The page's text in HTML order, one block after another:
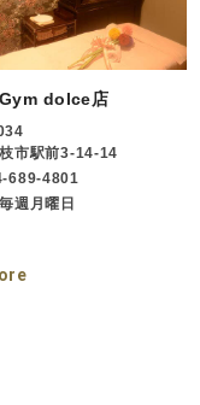
dolce店
市駅前3-14-14
689-4801
週月曜日